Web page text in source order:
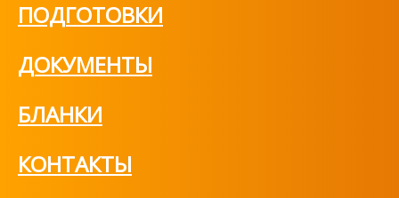
ПОДГОТОВКИ
ДОКУМЕНТЫ
БЛАНКИ
КОНТАКТЫ